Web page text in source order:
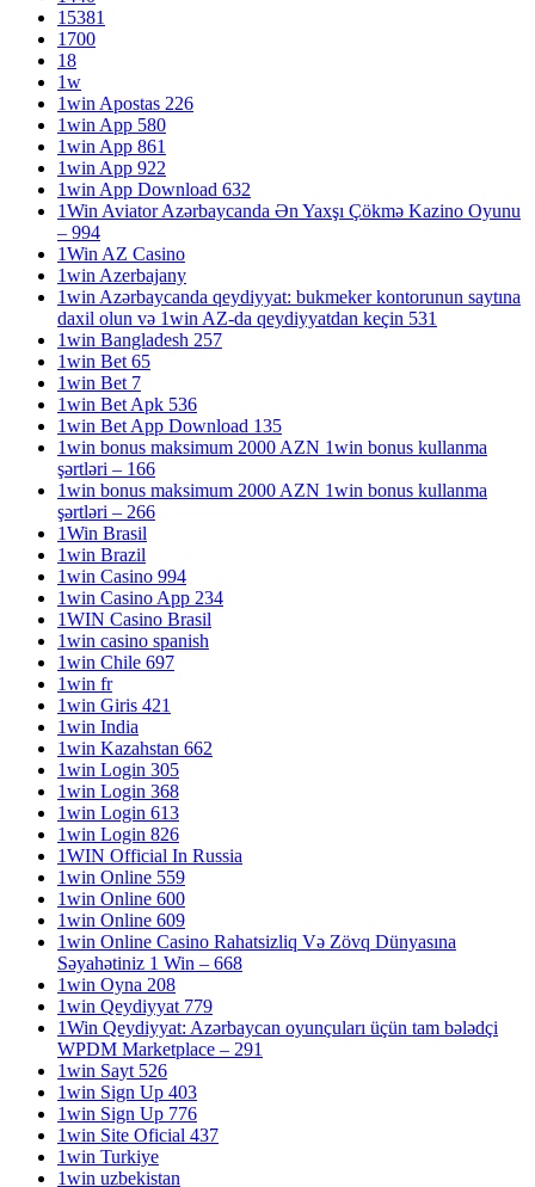
15381
1700
18
1w
1win Apostas 226
1win App 580
1win App 861
1win App 922
1win App Download 632
1Win Aviator Azərbaycanda Ən Yaxşı Çökmə Kazino Oyunu
– 994
1Win AZ Casino
1win Azerbajany
1win Azərbaycanda qeydiyyat: bukmeker kontorunun saytına
daxil olun və 1win AZ-da qeydiyyatdan keçin 531
1win Bangladesh 257
1win Bet 65
1win Bet 7
1win Bet Apk 536
1win Bet App Download 135
1win bonus maksimum 2000 AZN 1win bonus kullanma
şərtləri – 166
1win bonus maksimum 2000 AZN 1win bonus kullanma
şərtləri – 266
1Win Brasil
1win Brazil
1win Casino 994
1win Casino App 234
1WIN Casino Brasil
1win casino spanish
1win Chile 697
1win fr
1win Giris 421
1win India
1win Kazahstan 662
1win Login 305
1win Login 368
1win Login 613
1win Login 826
1WIN Official In Russia
1win Online 559
1win Online 600
1win Online 609
1win Online Casino Rahatsizliq Və Zövq Dünyasına
Səyahətiniz 1 Win – 668
1win Oyna 208
1win Qeydiyyat 779
1Win Qeydiyyat: Azərbaycan oyunçuları üçün tam bələdçi
WPDM Marketplace – 291
1win Sayt 526
1win Sign Up 403
1win Sign Up 776
1win Site Oficial 437
1win Turkiye
1win uzbekistan